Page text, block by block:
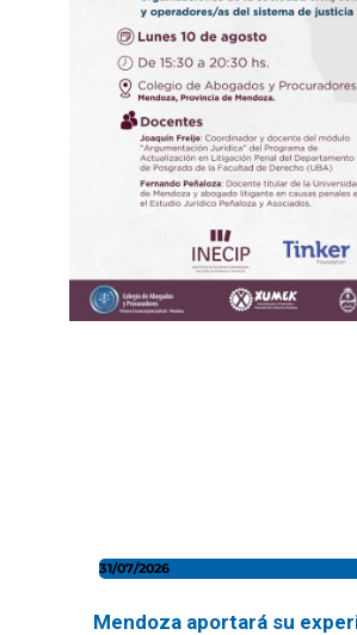
31/07/2026
Mendoza aportará su